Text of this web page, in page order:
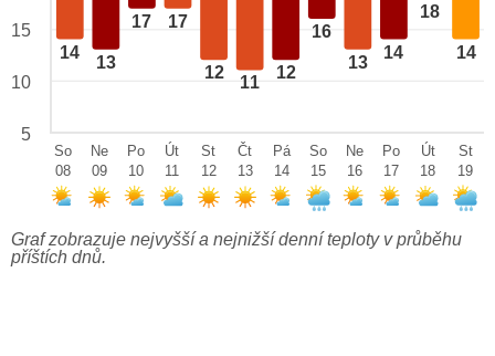
14
13
17 17
12
11
12
16
13
14
18
14
15
10
5
So
08
Ne
09
Po
10
Út
11
St
12
Čt
13
Pá
14
So
15
Ne
16
Po
17
Út
18
St
19
Graf zobrazuje nejvyšší a nejnižší denní teploty v průběhu
příštích dnů.